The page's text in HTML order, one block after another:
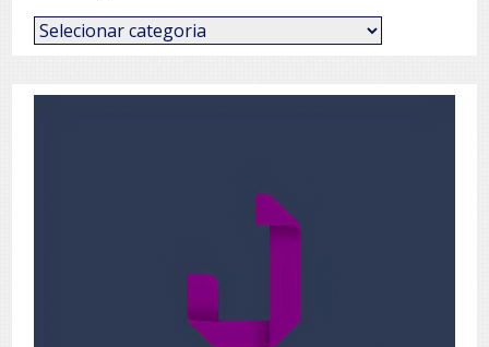
Categorias
de